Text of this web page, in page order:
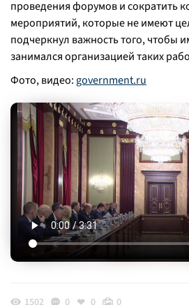
проведения форумов и сократить
мероприятий, которые не имеют
подчеркнул важность того, чтобы
занимался организацией таких
Фото, видео: government.ru
1502 0 0 0